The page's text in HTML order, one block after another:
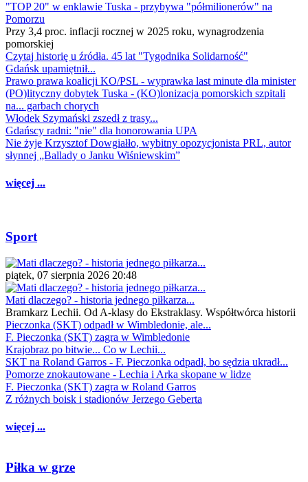
"TOP 20" w enklawie Tuska - przybywa "półmilionerów" na
Pomorzu
Przy 3,4 proc. inflacji rocznej w 2025 roku, wynagrodzenia
pomorskiej
Czytaj historię u źródła. 45 lat "Tygodnika Solidarność"
Gdańsk upamiętnił...
Prawo prawa koalicji KO/PSL - wyprawka last minute dla minister
(PO)lityczny dobytek Tuska - (KO)lonizacja pomorskich szpitali
na... garbach chorych
Włodek Szymański zszedł z trasy...
Gdańscy radni: "nie" dla honorowania UPA
Nie żyje Krzysztof Dowgiałło, wybitny opozycjonista PRL, autor
słynnej „Ballady o Janku Wiśniewskim”
więcej ...
Sport
piątek, 07 sierpnia 2026 20:48
Mati dlaczego? - historia jednego piłkarza...
Bramkarz Lechii. Od A-klasy do Ekstraklasy. Współtwórca historii
Pieczonka (SKT) odpadł w Wimbledonie, ale...
F. Pieczonka (SKT) zagra w Wimbledonie
Krajobraz po bitwie... Co w Lechii...
SKT na Roland Garros - F. Pieczonka odpadł, bo sędzia ukradł...
Pomorze znokautowane - Lechia i Arka skopane w lidze
F. Pieczonka (SKT) zagra w Roland Garros
Z różnych boisk i stadionów Jerzego Geberta
więcej ...
Piłka w grze